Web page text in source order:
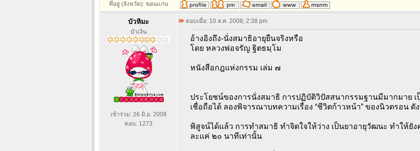
ที่อยู่ (จังหวัด): ขอนแก่น
บัวหิมะ
บัวเงิน
เข้าร่วม: 26 มิ.ย. 2008
ตอบ: 1273
ตอบเมื่อ: 10 ส.ค. 2008, 2:38 pm
อ้างอิงถึง-นั่งสมาธิอายุยืนจริงหรือ
โดย หลวงพ่อจรัญ ฐิตธมฺโม
หนังสือกฎแห่งกรรม เล่ม ๗
ประโยชน์ของการนั่งสมาธิ การปฏิบัติวิปัสสนากรรมฐานมีมากมาย
เชื่อถือได้ ลองพิจารณาบทความเรื่อง “ชีวิตก้าวหน้า” ของนิวตรอน ดั
พิสูจน์ได้แล้ว การทำสมาธิ ทำจิตใจให้ว่าง เป็นยาอายุวัฒนะ ทำให้ยั
ละแค่ ๒๐ นาทีเท่านั้น